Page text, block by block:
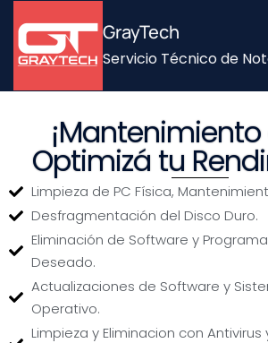
GrayTech
Servicio Técnico de
¡Mantenimiento
Optimizá tu
Limpieza de PC Física,
Desfragmentación del Disco Duro.
Eliminación de Software y
Deseado.
Actualizaciones de Software y
Operativo.
Limpieza y Eliminacion con Antivirus